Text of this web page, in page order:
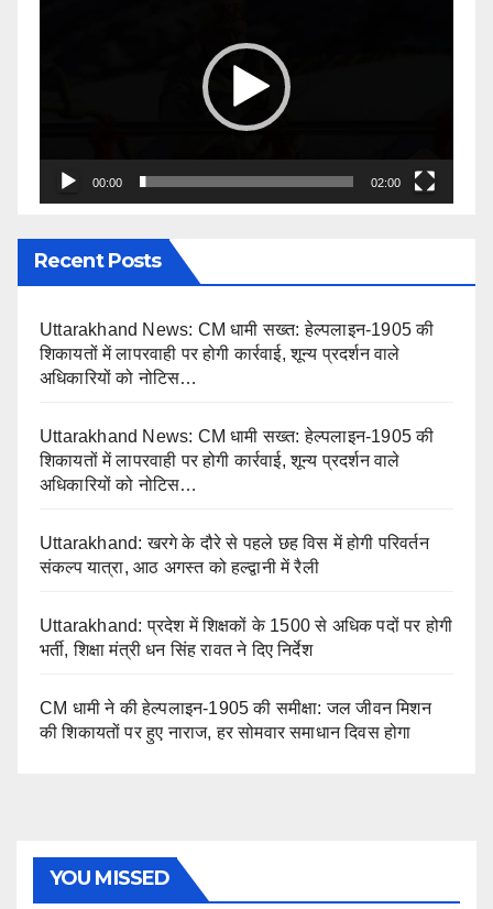
00:00 02:00
Recent Posts
Uttarakhand News: CM धामी सख्त: हेल्पलाइन-1905 की
शिकायतों में लापरवाही पर होगी कार्रवाई, शून्य प्रदर्शन वाले
अधिकारियों को नोटिस…
Uttarakhand News: CM धामी सख्त: हेल्पलाइन-1905 की
शिकायतों में लापरवाही पर होगी कार्रवाई, शून्य प्रदर्शन वाले
अधिकारियों को नोटिस…
Uttarakhand: खरगे के दौरे से पहले छह विस में होगी परिवर्तन
संकल्प यात्रा, आठ अगस्त को हल्द्वानी में रैली
Uttarakhand: प्रदेश में शिक्षकों के 1500 से अधिक पदों पर होगी
भर्ती, शिक्षा मंत्री धन सिंह रावत ने दिए निर्देश
CM धामी ने की हेल्पलाइन-1905 की समीक्षा: जल जीवन मिशन
की शिकायतों पर हुए नाराज, हर सोमवार समाधान दिवस होगा
YOU MISSED